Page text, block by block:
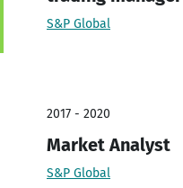
S&P Global
2017 - 2020
Market Analyst
S&P Global